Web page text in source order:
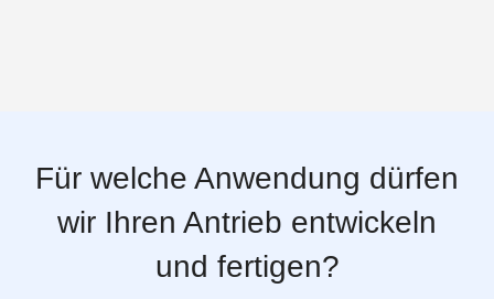
Für welche Anwendung dürfen
wir Ihren Antrieb entwickeln
und fertigen?